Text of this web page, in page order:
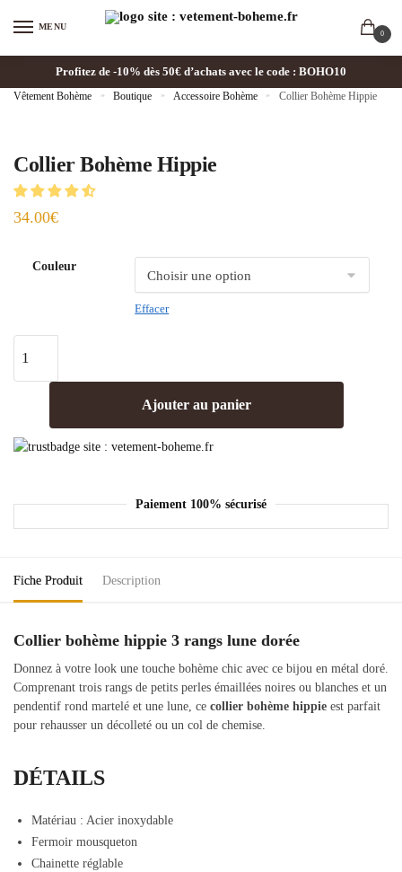
MENU
0
Profitez de -10% dès 50€ d’achats avec le code : BOHO10
Vêtement Bohème » Boutique » Accessoire Bohème » Collier Bohème Hippie
Collier Bohème Hippie
34.00€
Couleur
Effacer
Ajouter au panier
Paiement 100% sécurisé
Fiche Produit Description
Collier bohème hippie 3 rangs lune dorée
Donnez à votre look une touche bohème chic avec ce bijou en métal doré.
Comprenant trois rangs de petits perles émaillées noires ou blanches et un
pendentif rond martelé et une lune, ce collier bohème hippie est parfait
pour rehausser un décolleté ou un col de chemise.
DÉTAILS
Matériau : Acier inoxydable
Fermoir mousqueton
Chainette réglable